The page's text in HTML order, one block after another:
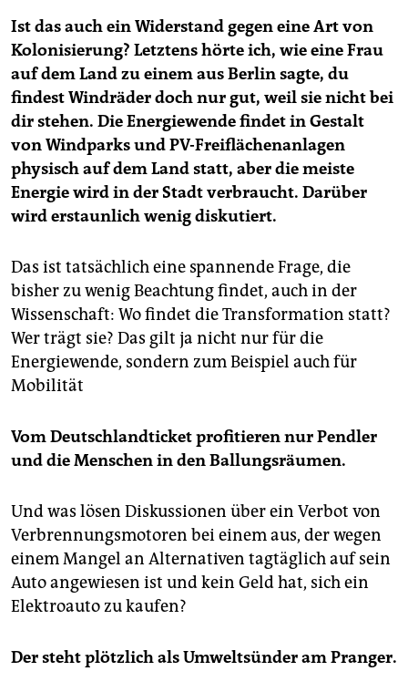
Ist das auch ein Widerstand gegen eine Art von
Kolonisierung? Letztens hörte ich, wie eine Frau
auf dem Land zu einem aus Berlin sagte, du
findest Windräder doch nur gut, weil sie nicht bei
dir stehen. Die Energiewende findet in Gestalt
von Windparks und PV-Freiflächenanlagen
physisch auf dem Land statt, aber die meiste
Energie wird in der Stadt verbraucht. Darüber
wird erstaunlich wenig diskutiert.
Das ist tatsächlich eine spannende Frage, die
bisher zu wenig Beachtung findet, auch in der
Wissenschaft: Wo findet die Transformation statt?
Wer trägt sie? Das gilt ja nicht nur für die
Energiewende, sondern zum Beispiel auch für
Mobilität
Vom Deutschlandticket profitieren nur Pendler
und die Menschen in den Ballungsräumen.
Und was lösen Diskussionen über ein Verbot von
Verbrennungsmotoren bei einem aus, der wegen
einem Mangel an Alternativen tagtäglich auf sein
Auto angewiesen ist und kein Geld hat, sich ein
Elektroauto zu kaufen?
Der steht plötzlich als Umweltsünder am Pranger.